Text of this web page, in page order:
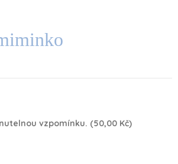
vzpomínku. (50,00 Kč)